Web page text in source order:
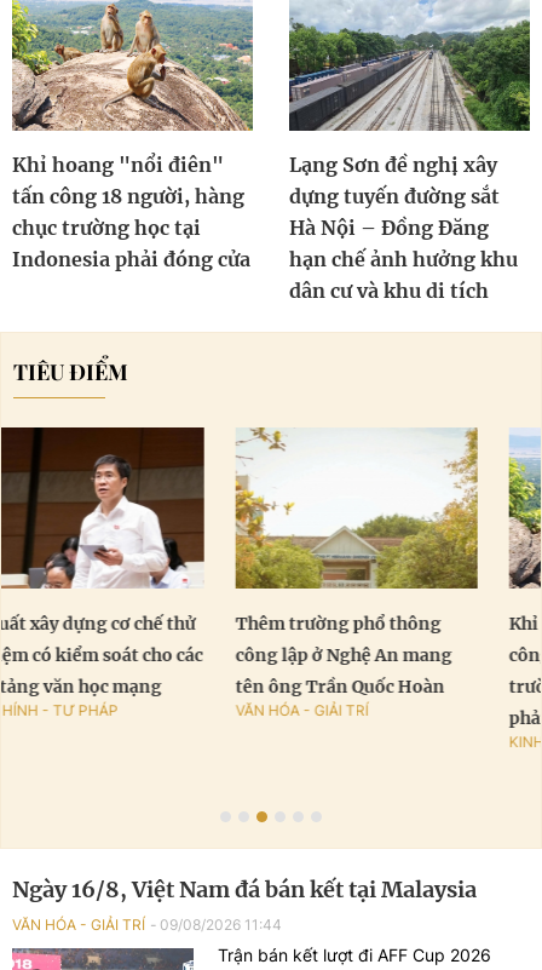
Khỉ hoang "nổi điên"
tấn công 18 người, hàng
chục trường học tại
Indonesia phải đóng cửa
Lạng Sơn đề nghị xây
dựng tuyến đường sắt
Hà Nội – Đồng Đăng
hạn chế ảnh hưởng khu
dân cư và khu di tích
TIÊU ĐIỂM
Thêm trường phổ thông
công lập ở Nghệ An mang
tên ông Trần Quốc Hoàn
VĂN HÓA - GIẢI TRÍ
Khỉ hoang "nổi điên" tấn
công 18 người, hàng chục
trường học tại Indonesia
phải đóng cửa
Ngày 16/8, Việt Nam đá bán kết tại Malaysia
VĂN HÓA - GIẢI TRÍ 09/08/2026 11:44
Trận bán kết lượt đi AFF Cup 2026